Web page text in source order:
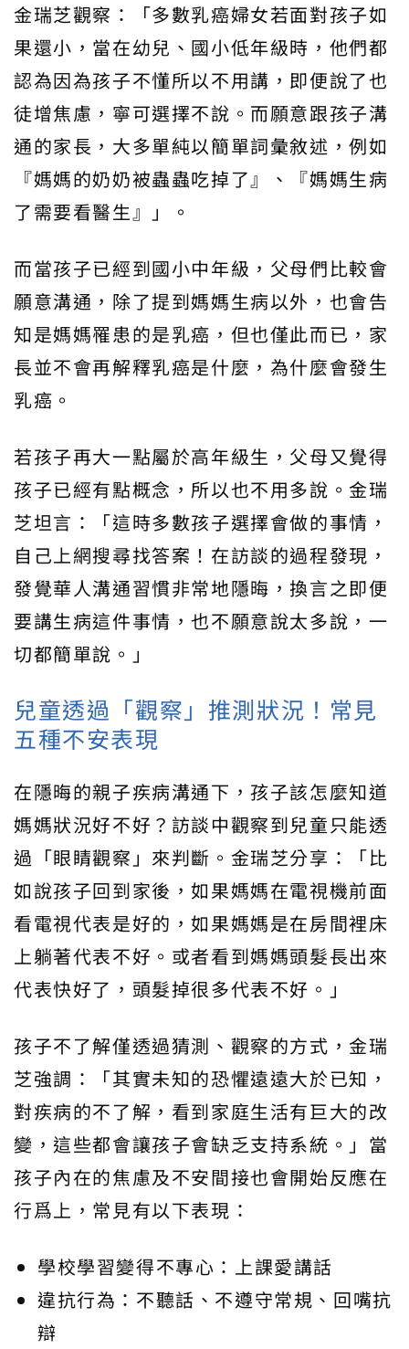
金瑞芝觀察：「多數乳癌婦女若面對孩子如
果還小，當在幼兒、國小低年級時，他們都
認為因為孩子不懂所以不用講，即便說了也
徒增焦慮，寧可選擇不說。而願意跟孩子溝
通的家長，大多單純以簡單詞彙敘述，例如
『媽媽的奶奶被蟲蟲吃掉了』、『媽媽生病
了需要看醫生』」。
而當孩子已經到國小中年級，父母們比較會
願意溝通，除了提到媽媽生病以外，也會告
知是媽媽罹患的是乳癌，但也僅此而已，家
長並不會再解釋乳癌是什麼，為什麼會發生
乳癌。
若孩子再大一點屬於高年級生，父母又覺得
孩子已經有點概念，所以也不用多說。金瑞
芝坦言：「這時多數孩子選擇會做的事情，
自己上網搜尋找答案！在訪談的過程發現，
發覺華人溝通習慣非常地隱晦，換言之即便
要講生病這件事情，也不願意說太多說，一
切都簡單說。」
兒童透過「觀察」推測狀況！常見
五種不安表現
在隱晦的親子疾病溝通下，孩子該怎麼知道
媽媽狀況好不好？訪談中觀察到兒童只能透
過「眼睛觀察」來判斷。金瑞芝分享：「比
如說孩子回到家後，如果媽媽在電視機前面
看電視代表是好的，如果媽媽是在房間裡床
上躺著代表不好。或者看到媽媽頭髮長出來
代表快好了，頭髮掉很多代表不好。」
孩子不了解僅透過猜測、觀察的方式，金瑞
芝強調：「其實未知的恐懼遠遠大於已知，
對疾病的不了解，看到家庭生活有巨大的改
變，這些都會讓孩子會缺乏支持系統。」當
孩子內在的焦慮及不安間接也會開始反應在
行爲上，常見有以下表現：
學校學習變得不專心：上課愛講話
違抗行為：不聽話、不遵守常規、回嘴抗
辯